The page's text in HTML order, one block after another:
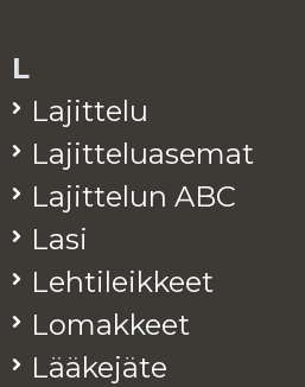
L
La­jit­te­lu
La­jit­te­lua­se­mat
La­jit­te­lun ABC
Lasi
Leh­ti­leik­keet
Lo­mak­keet
Lää­ke­jä­te